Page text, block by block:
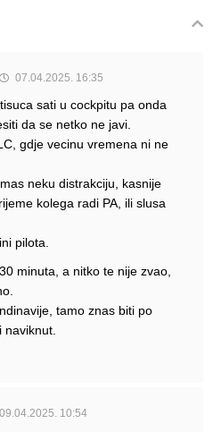
07.04.2025. 16:35
sati u cockpitu pa onda
da se netko ne javi.
gdje vecinu vremena ni ne
neku distrakciju, kasnije
kolega radi PA, ili slusa
pilota.
minuta, a nitko te nije zvao,
tamo znas biti po
09.04.2025. 10:54